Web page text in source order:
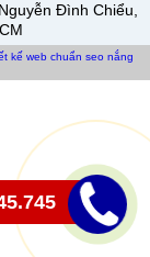
Đình Chiểu,
kế web chuẩn seo nắng